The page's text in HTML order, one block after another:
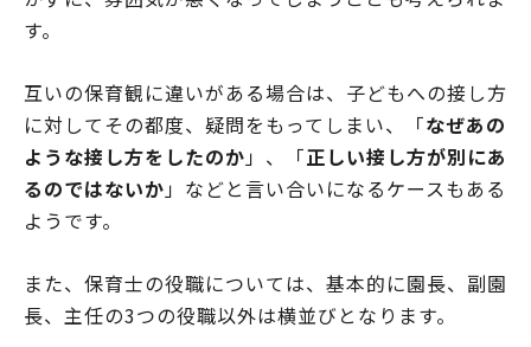
す。
互いの保育観に違いがある場合は、子どもへの接し方
に対してその都度、疑問をもってしまい、「なぜあの
ような接し方をしたのか」、「正しい接し方が別にあ
るのではないか」などと言い合いになるケースもある
ようです。
また、保育士の役職については、基本的に園長、副園
長、主任の3つの役職以外は横並びとなります。